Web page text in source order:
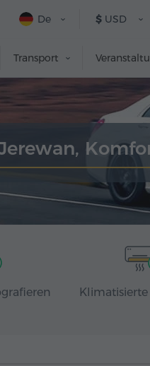
$ USD
De
Transport